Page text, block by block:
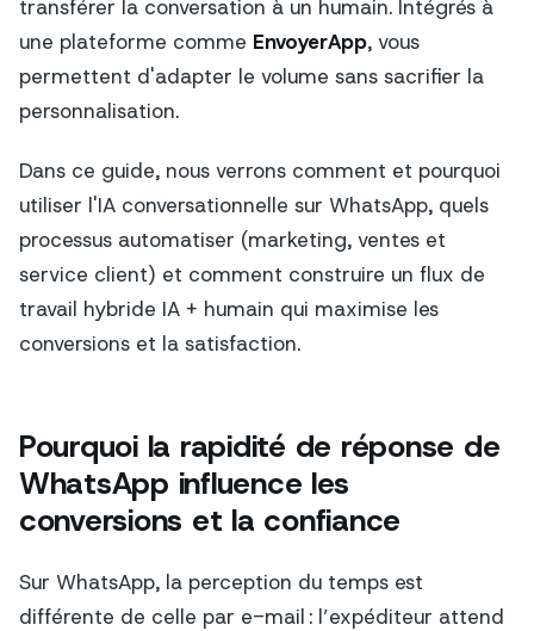
transférer la conversation à un humain. Intégrés à
une plateforme comme EnvoyerApp, vous
permettent d'adapter le volume sans sacrifier la
personnalisation.
Dans ce guide, nous verrons comment et pourquoi
utiliser l'IA conversationnelle sur WhatsApp, quels
processus automatiser (marketing, ventes et
service client) et comment construire un flux de
travail hybride IA + humain qui maximise les
conversions et la satisfaction.
Pourquoi la rapidité de réponse de
WhatsApp influence les
conversions et la confiance
Sur WhatsApp, la perception du temps est
différente de celle par e-mail : l’expéditeur attend